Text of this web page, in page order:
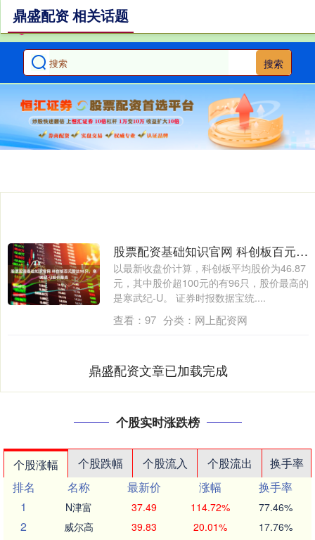
搜索
鼎盛配资 相关话题
股票配资基础知识官网 科创板百元股达96只，寒武纪-U股价最高
以最新收盘价计算，科创板平均股价为46.87
元，其中股价超100元的有96只，股价最高的
是寒武纪-U。 证券时报数据宝统....
查看： 97 分类： 网上配资网
鼎盛配资文章已加载完成
个股实时涨跌榜
个股涨幅 个股跌幅 个股流入 个股流出
换手率
排名
名称 最新价 涨幅
换手率
1
N津富 37.49 114.72% 77.46%
2 威尔高 39.83 20.01% 17.76%